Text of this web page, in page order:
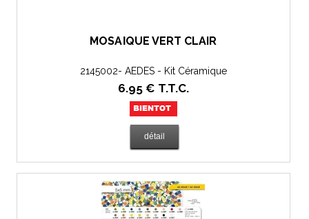
MOSAÏQUE VERT CLAIR
2145002- AEDES - Kit Céramique
6.95 € T.T.C.